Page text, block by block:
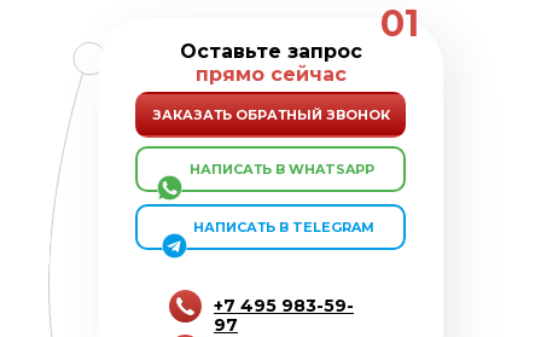
Оставьте запрос
прямо сейчас
01
ЗАКАЗАТЬ ОБРАТНЫЙ ЗВОНОК
+7 495 983-59-
97
⠀ ⠀НАПИСАТЬ В WHATSAPP
⠀ ⠀ НАПИСАТЬ В TELEGRAM